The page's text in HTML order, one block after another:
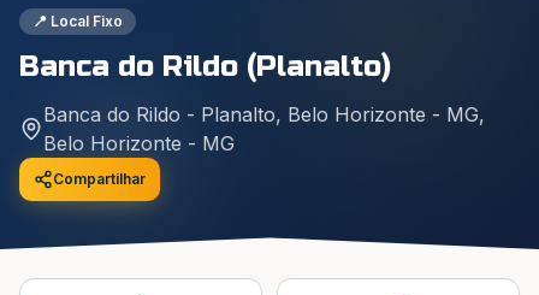
📍 Local Fixo
Banca do Rildo (Planalto)
Banca do Rildo - Planalto, Belo Horizonte - MG,
Belo Horizonte - MG
Compartilhar